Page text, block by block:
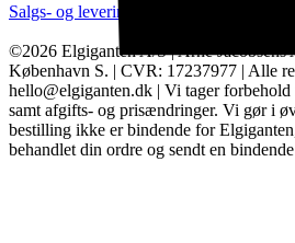
Salgs- og leveringsbetingelser
©2026 Elgiganten A/S | Arne Jacobsens
København S. | CVR: 17237977 | Alle
hello@elgiganten.dk | Vi tager
samt afgifts- og prisændringer. Vi gør i
bestilling ikke er bindende for
behandlet din ordre og sendt en